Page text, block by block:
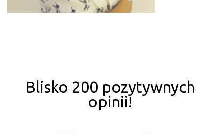
Blisko 200 pozytywnych
opinii!